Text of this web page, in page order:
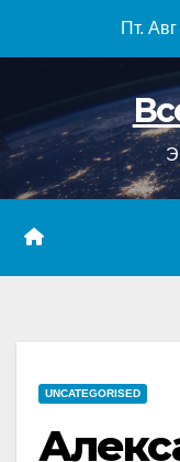
Пт.
UNCATEGORISED